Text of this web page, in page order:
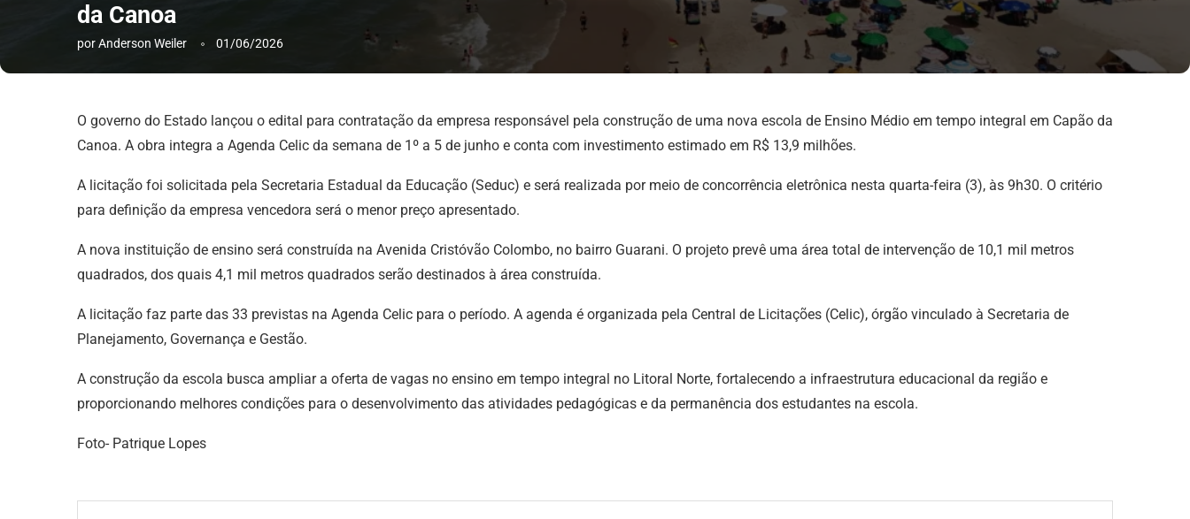
da Canoa
porAnderson Weiler 01/06/2026
O governo do Estado lançou o edital para contratação da empresa responsável pela construção de uma nova escola de Ensino Médio em tempo integral em Capão da
Canoa. A obra integra a Agenda Celic da semana de 1º a 5 de junho e conta com investimento estimado em R$ 13,9 milhões.
A licitação foi solicitada pela Secretaria Estadual da Educação (Seduc) e será realizada por meio de concorrência eletrônica nesta quarta-feira (3), às 9h30. O critério
para definição da empresa vencedora será o menor preço apresentado.
A nova instituição de ensino será construída na Avenida Cristóvão Colombo, no bairro Guarani. O projeto prevê uma área total de intervenção de 10,1 mil metros
quadrados, dos quais 4,1 mil metros quadrados serão destinados à área construída.
A licitação faz parte das 33 previstas na Agenda Celic para o período. A agenda é organizada pela Central de Licitações (Celic), órgão vinculado à Secretaria de
Planejamento, Governança e Gestão.
A construção da escola busca ampliar a oferta de vagas no ensino em tempo integral no Litoral Norte, fortalecendo a infraestrutura educacional da região e
proporcionando melhores condições para o desenvolvimento das atividades pedagógicas e da permanência dos estudantes na escola.
Foto- Patrique Lopes